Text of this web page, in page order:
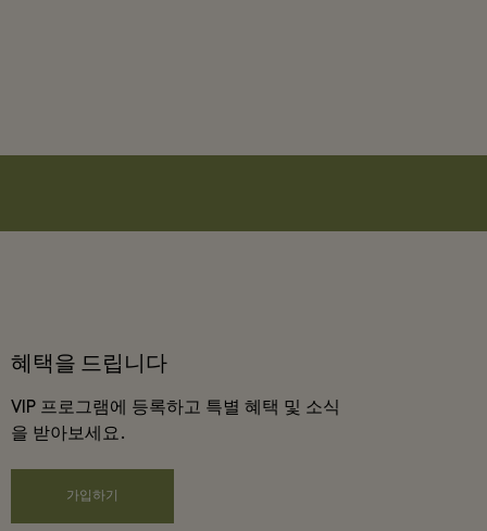
혜택을 드립니다
VIP 프로그램에 등록하고 특별 혜택 및 소식
을 받아보세요.
가입하기